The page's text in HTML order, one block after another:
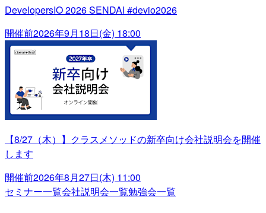
DevelopersIO 2026 SENDAI #devio2026
開催前2026年9月18日(金) 18:00
【8/27（木）】クラスメソッドの新卒向け会社説明会を開催
します
開催前2026年8月27日(木) 11:00
セミナー一覧会社説明会一覧勉強会一覧